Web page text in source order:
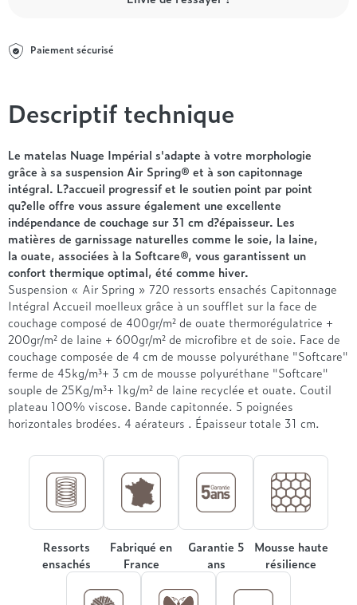
Entre 1000 et 1500€
Nos matelas par marque
André Renault
Beautyrest Luxury
Epeda
Ergotherm
Grand Litier
Hotel & Lodge
Simmons
Styldecor
Technilat
Tempur
Treca
Nos sommiers par prix
+ de 1000€
Paiement sécurisé
Descriptif technique
Le matelas Nuage Impérial s'adapte à votre morphologie
grâce à sa suspension Air Spring® et à son capitonnage
intégral. L?accueil progressif et le soutien point par point
qu?elle offre vous assure également une excellente
indépendance de couchage sur 31 cm d?épaisseur. Les
matières de garnissage naturelles comme le soie, la laine,
la ouate, associées à la Softcare®, vous garantissent un
confort thermique optimal, été comme hiver.
Suspension « Air Spring » 720 ressorts ensachés Capitonnage
Intégral Accueil moelleux grâce à un soufflet sur la face de
couchage composé de 400gr/m² de ouate thermorégulatrice +
200gr/m² de laine + 600gr/m² de microfibre et de soie. Face de
couchage composée de 4 cm de mousse polyuréthane "Softcare"
ferme de 45kg/m³+ 3 cm de mousse polyuréthane "Softcare"
souple de 25Kg/m³+ 1kg/m² de laine recyclée et ouate. Coutil
plateau 100% viscose. Bande capitonnée. 5 poignées
horizontales brodées. 4 aérateurs . Épaisseur totale 31 cm.
Ressorts
ensachés
Fabriqué en
France
Garantie 5
ans
Mousse haute
résilience